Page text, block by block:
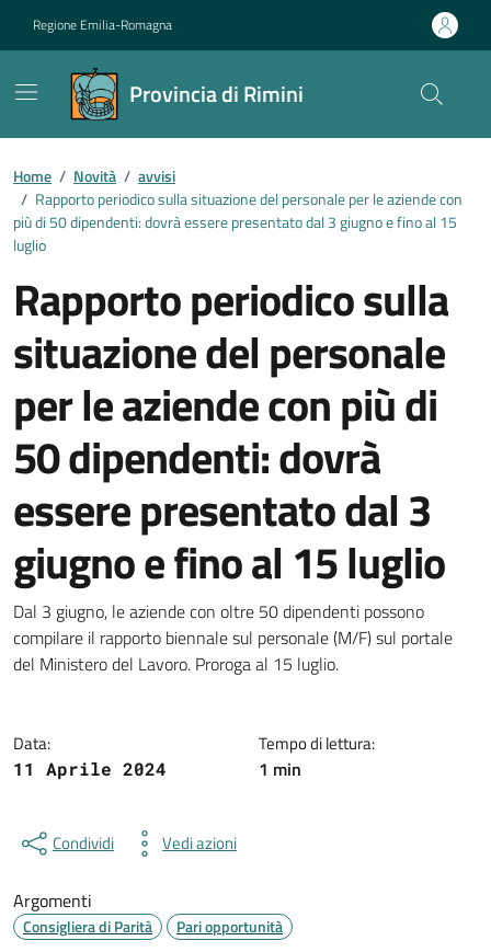
Regione Emilia-Romagna
Provincia di Rimini
Contenuti in evidenza
Home / Novità / avvisi
/ Rapporto periodico sulla situazione del personale per le aziende con
più di 50 dipendenti: dovrà essere presentato dal 3 giugno e fino al 15
luglio
Rapporto periodico sulla
situazione del personale
per le aziende con più di
50 dipendenti: dovrà
essere presentato dal 3
giugno e fino al 15 luglio
Dettagli della notizia
Dal 3 giugno, le aziende con oltre 50 dipendenti possono
compilare il rapporto biennale sul personale (M/F) sul portale
del Ministero del Lavoro. Proroga al 15 luglio.
Data:
11 Aprile 2024
Tempo di lettura:
1 min
Condividi Vedi azioni
Argomenti
Consigliera di Parità Pari opportunità